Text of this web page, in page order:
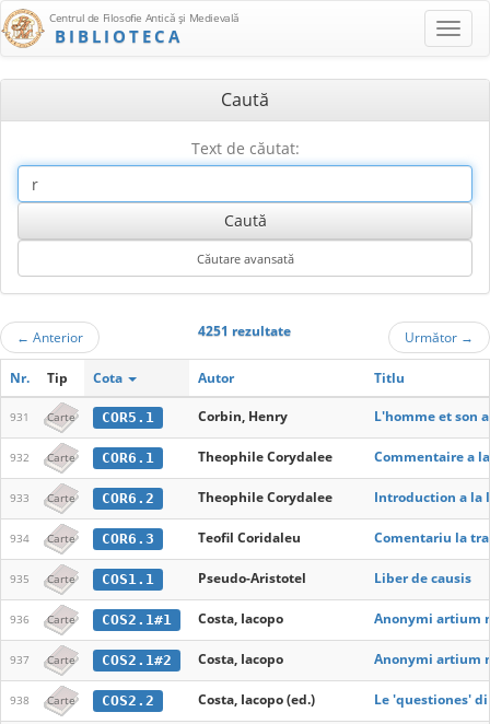
Centrul de Filosofie Antică şi Medievală
BIBLIOTECA
Caută
Text de căutat:
← Anterior 4251 rezultate Următor →
Nr. Tip Cota Autor Titlu
931 Carte COR5.1 Corbin, Henry L'homme et son
932 Carte COR6.1 Theophile Corydalee Commentaire a
933 Carte COR6.2 Theophile Corydalee Introduction a la
934 Carte COR6.3 Teofil Coridaleu Comentariu la
935 Carte COS1.1 Pseudo-Aristotel Liber de causis
936 Carte COS2.1#1 Costa, Iacopo Anonymi artium
937 Carte COS2.1#2 Costa, Iacopo Anonymi artium
938 Carte COS2.2 Costa, Iacopo (ed.) Le 'questiones'